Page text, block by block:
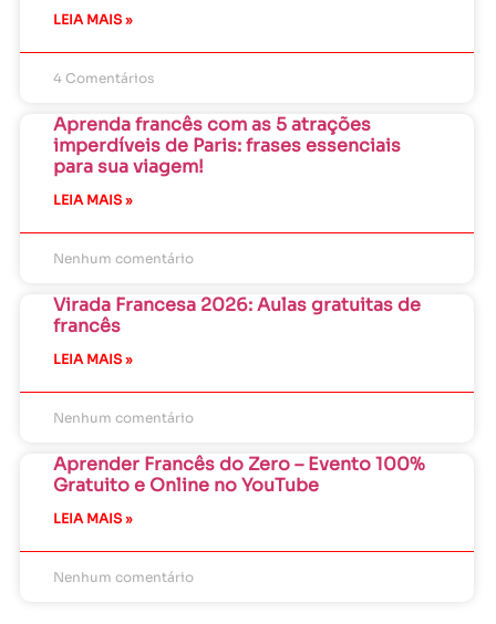
LEIA MAIS »
4 Comentários
Aprenda francês com as 5 atrações
imperdíveis de Paris: frases essenciais
para sua viagem!
LEIA MAIS »
Nenhum comentário
Virada Francesa 2026: Aulas gratuitas de
francês
LEIA MAIS »
Nenhum comentário
Aprender Francês do Zero – Evento 100%
Gratuito e Online no YouTube
LEIA MAIS »
Nenhum comentário